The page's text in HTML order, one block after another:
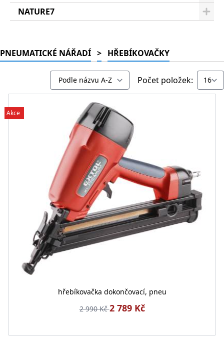
NATURE7
PNEUMATICKÉ NÁŘADÍ > HŘEBÍKOVAČKY
Počet položek:
Akce
hřebíkovačka dokončovací, pneu
2 990 Kč2 789 Kč